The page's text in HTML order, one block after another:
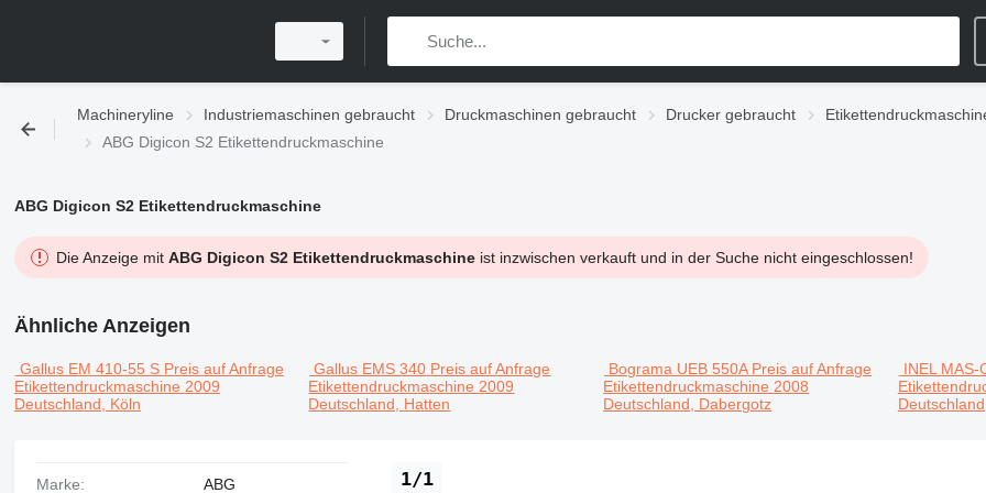
Machineryline Industriemaschinen gebraucht Druckmaschinen gebraucht Drucker gebraucht
ABG Digicon S2 Etikettendruckmaschine
ABG Digicon S2 Etikettendruckmaschine
Die Anzeige mit ABG Digicon S2 Etikettendruckmaschineist inzwischen verkauft und in der Suche nicht eingeschlossen!
Ähnliche Anzeigen
Gallus EM 410-55 S Preis auf Anfrage
Etikettendruckmaschine 2009
Deutschland, Köln
Gallus EMS 340 Preis auf Anfrage
Etikettendruckmaschine 2009
Deutschland, Hatten
Bograma UEB 550A Preis auf Anfrage
Etikettendruckmaschine 2008
Deutschland, Dabergotz
INEL MAS-
1/1
Marke: ABG